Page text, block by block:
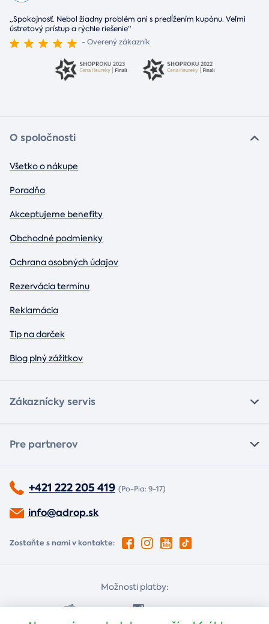
„Spokojnosť. Nebol žiadny problém ani s predĺžením kupónu. Veľmi
ústretový prístup a rýchle riešenie“
- Overený zákazník
O spoločnosti
Všetko o nákupe
Poradňa
Akceptujeme benefity
Obchodné podmienky
Ochrana osobných údajov
Rezervácia termínu
Reklamácia
Tip na darček
Blog plný zážitkov
Zákaznícky servis
Pre partnerov
+421 222 205 419 (Po-Pia: 9-17)
info@adrop.sk
Zostaňte s nami v kontakte:
Možnosti platby:
Dobierkou Platba kartou